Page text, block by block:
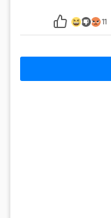
ga uhitili, a psa je
11